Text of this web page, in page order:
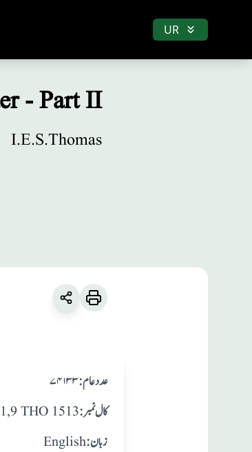
UR
- Part II
I.E.S.Thomas
۷۴۱۳۳ :عدد عام
THO 1513 :کال نمبر
English :زبان